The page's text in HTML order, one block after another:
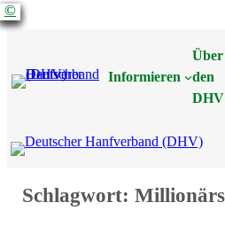
Zum
Informieren
Über
den
DHV
Schlagwort:
©
©
©
©
©
©
©
©
©
©